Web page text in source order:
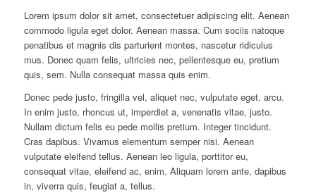
precios:
desde
$49.90
hasta
$159.90
Lorem ipsum dolor sit amet, consectetuer adipiscing elit. Aenean
commodo ligula eget dolor. Aenean massa. Cum sociis natoque
penatibus et magnis dis parturient montes, nascetur ridiculus
mus. Donec quam felis, ultricies nec, pellentesque eu, pretium
quis, sem. Nulla consequat massa quis enim.
Donec pede justo, fringilla vel, aliquet nec, vulputate eget, arcu.
In enim justo, rhoncus ut, imperdiet a, venenatis vitae, justo.
Nullam dictum felis eu pede mollis pretium. Integer tincidunt.
Cras dapibus. Vivamus elementum semper nisi. Aenean
vulputate eleifend tellus. Aenean leo ligula, porttitor eu,
consequat vitae, eleifend ac, enim. Aliquam lorem ante, dapibus
in, viverra quis, feugiat a, tellus.